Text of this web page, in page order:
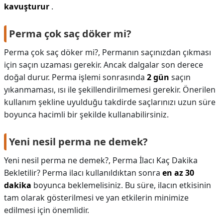
kavuşturur .
Perma çok saç döker mi?
Perma çok saç döker mi?, Permanın saçınızdan çıkması
için saçın uzaması gerekir. Ancak dalgalar son derece
doğal durur. Perma işlemi sonrasında 2 gün saçın
yıkanmaması, ısı ile şekillendirilmemesi gerekir. Önerilen
kullanım şekline uyulduğu takdirde saçlarınızı uzun süre
boyunca hacimli bir şekilde kullanabilirsiniz.
Yeni nesil perma ne demek?
Yeni nesil perma ne demek?, Perma İlacı Kaç Dakika
Bekletilir? Perma ilacı kullanıldıktan sonra en az 30
dakika boyunca beklemelisiniz. Bu süre, ilacın etkisinin
tam olarak gösterilmesi ve yan etkilerin minimize
edilmesi için önemlidir.